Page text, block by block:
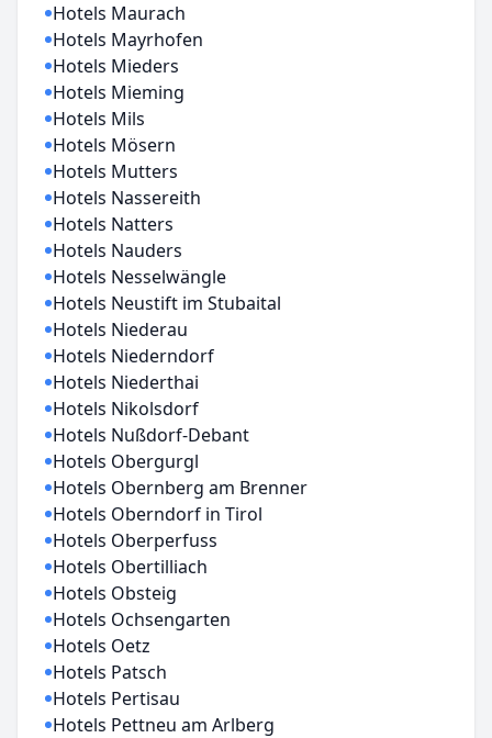
Hotels Maurach
Hotels Mayrhofen
Hotels Mieders
Hotels Mieming
Hotels Mils
Hotels Mösern
Hotels Mutters
Hotels Nassereith
Hotels Natters
Hotels Nauders
Hotels Nesselwängle
Hotels Neustift im Stubaital
Hotels Niederau
Hotels Niederndorf
Hotels Niederthai
Hotels Nikolsdorf
Hotels Nußdorf-Debant
Hotels Obergurgl
Hotels Obernberg am Brenner
Hotels Oberndorf in Tirol
Hotels Oberperfuss
Hotels Obertilliach
Hotels Obsteig
Hotels Ochsengarten
Hotels Oetz
Hotels Patsch
Hotels Pertisau
Hotels Pettneu am Arlberg